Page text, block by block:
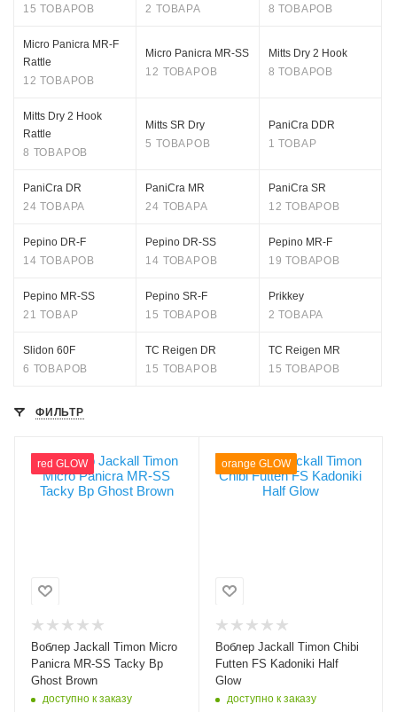
15 ТОВАРОВ
2 ТОВАРА
8 ТОВАРОВ
Micro Panicra MR-F
Rattle
12 ТОВАРОВ
Micro Panicra MR-SS
12 ТОВАРОВ
Mitts Dry 2 Hook
8 ТОВАРОВ
Mitts Dry 2 Hook
Rattle
8 ТОВАРОВ
Mitts SR Dry
5 ТОВАРОВ
PaniCra DDR
1 ТОВАР
PaniCra DR
24 ТОВАРА
PaniCra MR
24 ТОВАРА
PaniCra SR
12 ТОВАРОВ
Pepino DR-F
14 ТОВАРОВ
Pepino DR-SS
14 ТОВАРОВ
Pepino MR-F
19 ТОВАРОВ
Pepino MR-SS
21 ТОВАР
Pepino SR-F
15 ТОВАРОВ
Prikkey
2 ТОВАРА
Slidon 60F
6 ТОВАРОВ
TC Reigen DR
15 ТОВАРОВ
TC Reigen MR
15 ТОВАРОВ
ФИЛЬТР
red GLOW
Цвет приманки
Tacky Bp Ghost
Brown
Тип приманки
Длина приманки, мм
20
Вес приманки, гр
1
Воблер Jackall Timon Micro
Panicra MR-SS Tacky Bp
Ghost Brown
доступно к заказу
orange GLOW
Цвет приманки
Kadoniki Half Glow
Длина приманки, мм
Вес приманки, гр
2.9
Плавучесть
fast sinking (FS)
Воблер Jackall Timon Chibi
Futten FS Kadoniki Half
Glow
доступно к заказу